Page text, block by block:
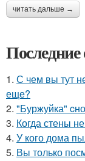
читать дальше →
Последние
1. С чем вы тут
еще?
2. "Буржуйка"
3. Когда стены
4. У кого дома
5. Вы только